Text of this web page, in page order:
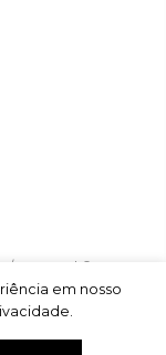
0001-70 | © 2026
em nosso